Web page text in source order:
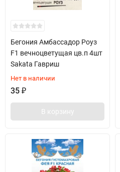
Бегония Амбассадор Роуз
F1 вечноцветущая цв.п 4шт
Sakata Гавриш
Нет в наличии
35 ₽
В корзину